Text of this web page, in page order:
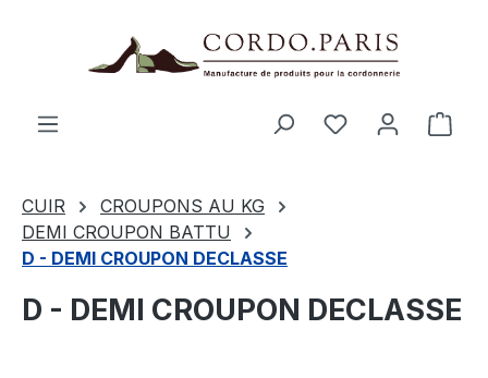
Le
CUIR
CROUPONS AU KG
DEMI CROUPON BATTU
D - DEMI CROUPON DECLASSE
D - DEMI CROUPON DECLASSE